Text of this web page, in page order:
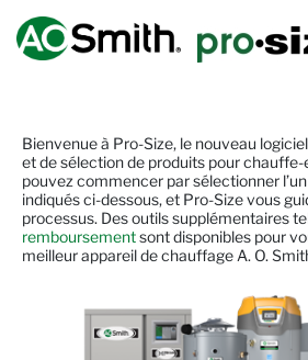
Les dimensions et la sélection du réchauffeur de
Bienvenue à Pro-Size, le nouveau
et de sélection de produits pour chauffe-
pouvez commencer par sélectionner
indiqués ci-dessous, et Pro-Size vous
processus. Des outils supplémentaires
remboursementsont disponibles pour
meilleur appareil de chauffage A. O.